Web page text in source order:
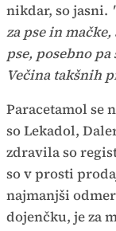
nikdar, so jasni.
za pse in
pse, posebno
Večina takšnih
Paracetamol se
so Lekadol,
zdravila so
so v prosti
najmanjši
dojenčku, je za